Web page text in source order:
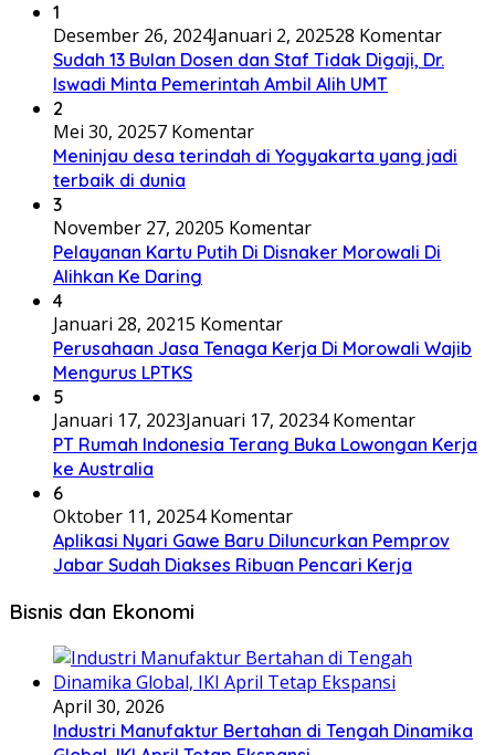
1
Desember 26, 2024Januari 2, 202528 Komentar
Sudah 13 Bulan Dosen dan Staf Tidak Digaji, Dr.
Iswadi Minta Pemerintah Ambil Alih UMT
2
Mei 30, 20257 Komentar
Meninjau desa terindah di Yogyakarta yang jadi
terbaik di dunia
3
November 27, 20205 Komentar
Pelayanan Kartu Putih Di Disnaker Morowali Di
Alihkan Ke Daring
4
Januari 28, 20215 Komentar
Perusahaan Jasa Tenaga Kerja Di Morowali Wajib
Mengurus LPTKS
5
Januari 17, 2023Januari 17, 20234 Komentar
PT Rumah Indonesia Terang Buka Lowongan Kerja
ke Australia
6
Oktober 11, 20254 Komentar
Aplikasi Nyari Gawe Baru Diluncurkan Pemprov
Jabar Sudah Diakses Ribuan Pencari Kerja
Bisnis dan Ekonomi
April 30, 2026
Industri Manufaktur Bertahan di Tengah Dinamika